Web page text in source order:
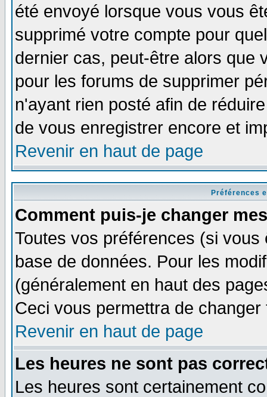
été envoyé lorsque vous vous
supprimé votre compte pour
dernier cas, peut-être alors que
pour les forums de supprimer
n'ayant rien posté afin de
de vous enregistrer encore et
Revenir en haut de page
Préférences
Comment puis-je changer
Toutes vos préférences (si
base de données. Pour les
(généralement en haut des
Ceci vous permettra de
Revenir en haut de page
Les heures ne sont pas
Les heures sont certainement